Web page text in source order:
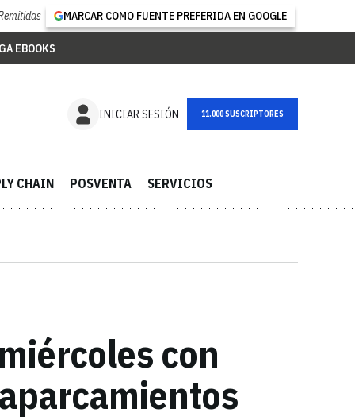
MARCAR COMO FUENTE PREFERIDA EN GOOGLE
EBOOKS
INICIAR SESIÓN NEWSLETTER
CHAIN POSVENTA SERVICIOS
con